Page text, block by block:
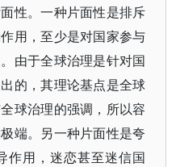
性。一种片面性是排斥
用，至少是对国家参与
由于全球治理是针对国
的，其理论基点是全球
球治理的强调，所以容
端。另一种片面性是夸
作用，迷恋甚至迷信国